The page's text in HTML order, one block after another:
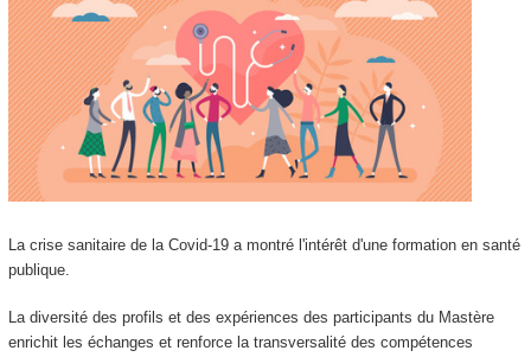
La crise sanitaire de la Covid-19 a montré l'intérêt d'une formation en santé
publique.
La diversité des profils et des expériences des participants du Mastère
enrichit les échanges et renforce la transversalité des compétences